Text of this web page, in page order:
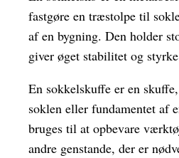
fastgøre en træstolpe til
af en bygning. Den holder
giver øget stabilitet og
En sokkelskuffe er en
soklen eller fundamentet af
bruges til at opbevare
andre genstande, der er